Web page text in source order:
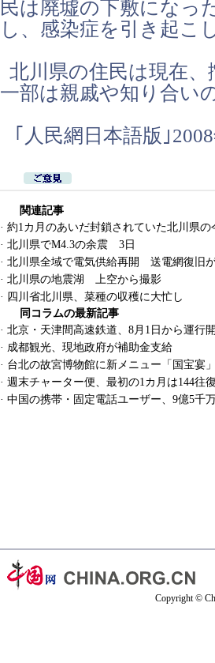
民は廃墟の下敷になっ
し、感染症を引き起こ
北川県の住民は現在
一部は親戚や知り合い
｢人民網日本語版｣2008
関連記事
· 約1カ月のあいだ封鎖されていた北川県の
· 北川県でM4.3の余震 3日
· 北川県全域で電気供給再開 送電網復旧
· 北川県の地震湖 上空から撮影
· 四川省北川県、菜種の収穫に大忙し
同コラムの最新記事
· 北京・天津間高速鉄道、8月1日から運行
· 成都観光、現地政府が補助金支給
· 台北の故宮博物館に新メニュー「国宝宴
· 週末チャーター便、最初の1カ月は144往
· 中国の携帯・固定電話ユーザー、9億5千